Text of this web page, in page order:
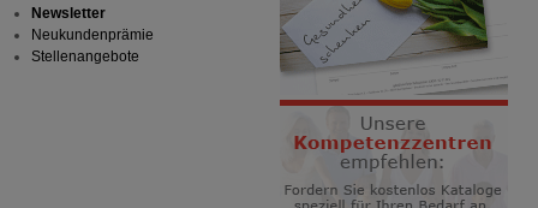
Newsletter
Neukundenprämie
Stellenangebote